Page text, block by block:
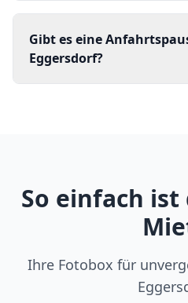
Gibt es eine
Eggersdorf?
So einfach ist
Ihre Fotobox für